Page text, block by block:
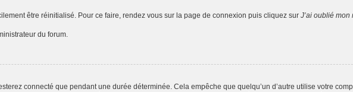
être réinitialisé. Pour ce faire, rendez vous sur la page de connexion puis cliquez sur J’ai oublié mon
du forum.
connecté que pendant une durée déterminée. Cela empêche que quelqu’un d’autre utilise votre